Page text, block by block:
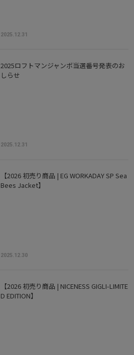
2025.12.31
2025ロフトマンジャンボ当選番号発表のお
しらせ
2025.12.31
【2026 初売り商品 | EG WORKADAY SP Sea
Bees Jacket】
2025.12.30
【2026 初売り商品 | NICENESS GIGLI-LIMITE
D EDITION】